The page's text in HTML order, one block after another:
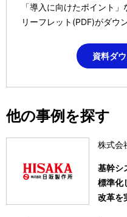
「導入に向けたポイント
リーフレット(PDF)がダウ
資料ダ
他の事例を探す
株式会
基幹シ
標準化
改革を